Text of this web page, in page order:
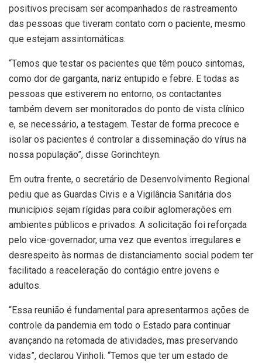
positivos precisam ser acompanhados de rastreamento
das pessoas que tiveram contato com o paciente, mesmo
que estejam assintomáticas.
“Temos que testar os pacientes que têm pouco sintomas,
como dor de garganta, nariz entupido e febre. E todas as
pessoas que estiverem no entorno, os contactantes
também devem ser monitorados do ponto de vista clínico
e, se necessário, a testagem. Testar de forma precoce e
isolar os pacientes é controlar a disseminação do vírus na
nossa população”, disse Gorinchteyn.
Em outra frente, o secretário de Desenvolvimento Regional
pediu que as Guardas Civis e a Vigilância Sanitária dos
municípios sejam rígidas para coibir aglomerações em
ambientes públicos e privados. A solicitação foi reforçada
pelo vice-governador, uma vez que eventos irregulares e
desrespeito às normas de distanciamento social podem ter
facilitado a reaceleração do contágio entre jovens e
adultos.
“Essa reunião é fundamental para apresentarmos ações de
controle da pandemia em todo o Estado para continuar
avançando na retomada de atividades, mas preservando
vidas”, declarou Vinholi. “Temos que ter um estado de